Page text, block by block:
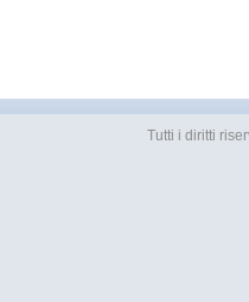
Tutti i diritti